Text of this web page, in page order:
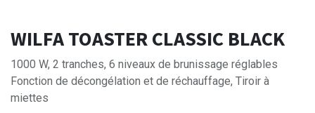
WILFA TOASTER CLASSIC BLACK
1000 W, 2 tranches, 6 niveaux de brunissage réglables
Fonction de décongélation et de réchauffage, Tiroir à
miettes